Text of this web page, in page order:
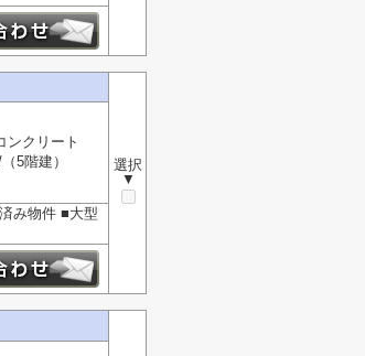
選択
▼
ンクリート
5階建）
み物件 ■大型